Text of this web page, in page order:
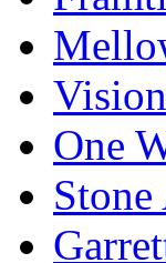
One
Stone